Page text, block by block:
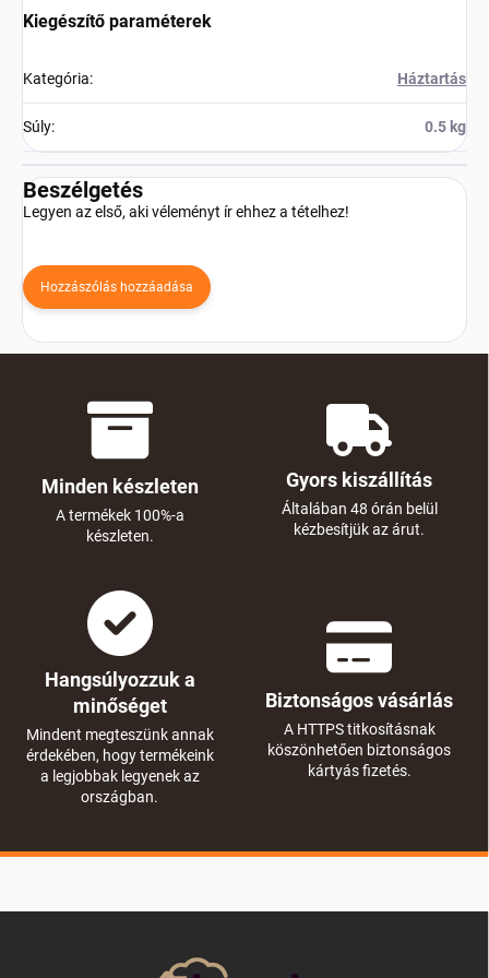
Kiegészítő paraméterek
Kategória: Háztartás
Súly: 0.5 kg
Beszélgetés
Legyen az első, aki véleményt ír ehhez a tételhez!
Hozzászólás hozzáadása
Minden készleten
A termékek 100%-a
készleten.
Gyors kiszállítás
Általában 48 órán belül
kézbesítjük az árut.
Hangsúlyozzuk a
minőséget
Mindent megteszünk annak
érdekében, hogy termékeink
a legjobbak legyenek az
országban.
Biztonságos vásárlás
A HTTPS titkosításnak
köszönhetően biztonságos
kártyás fizetés.